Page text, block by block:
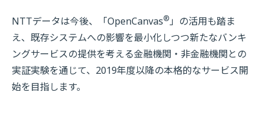
NTTデータは今後、「OpenCanvas® 」の活用も踏ま
え、既存システムへの影響を最小化しつつ新たなバンキ
ングサービスの提供を考える金融機関・非金融機関との
実証実験を通じて、2019年度以降の本格的なサービス開
始を目指します。